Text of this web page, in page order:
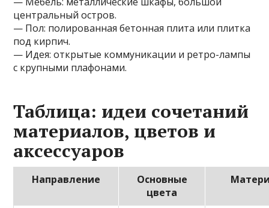
центральный остров.
— Пол: полированная бетонная плита или плитка
под кирпич.
— Идея: открытые коммуникации и ретро-лампы
с крупными плафонами.
Таблица: идеи сочетаний
материалов, цветов и
аксессуаров
Направление
Основные
цвета